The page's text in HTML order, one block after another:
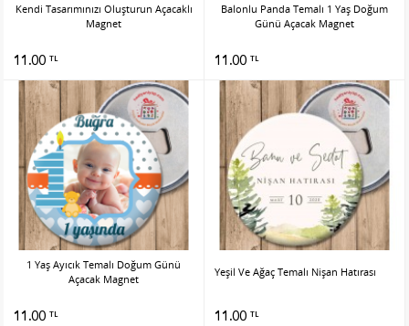
Kendi Tasarımınızı Oluşturun Açacaklı
Magnet
11.00 TL
Balonlu Panda Temalı 1 Yaş Doğum
Günü Açacak Magnet
11.00 TL
1 Yaş Ayıcık Temalı Doğum Günü
Açacak Magnet
11.00 TL
Yeşil Ve Ağaç Temalı Nişan Hatırası
11.00 TL